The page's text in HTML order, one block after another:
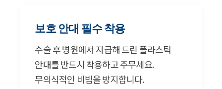
보호 안대 필수 착용
수술 후 병원에서 지급해 드린 플라스틱
안대를 반드시 착용하고 주무세요.
무의식적인 비빔을 방지합니다.